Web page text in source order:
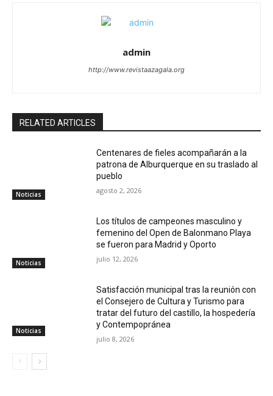
admin
http://www.revistaazagala.org
RELATED ARTICLES
Noticias
Centenares de fieles acompañarán a la
patrona de Alburquerque en su traslado al
pueblo
agosto 2, 2026
Noticias
Los títulos de campeones masculino y
femenino del Open de Balonmano Playa
se fueron para Madrid y Oporto
julio 12, 2026
Noticias
Satisfacción municipal tras la reunión con
el Consejero de Cultura y Turismo para
tratar del futuro del castillo, la hospedería
y Contempopránea
julio 8, 2026